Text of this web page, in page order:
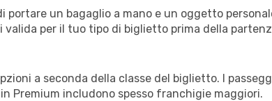
un bagaglio a mano e un oggetto
per il tuo tipo di biglietto prima della
a seconda della classe del biglietto. I
Premium includono spesso franchigie maggiori.